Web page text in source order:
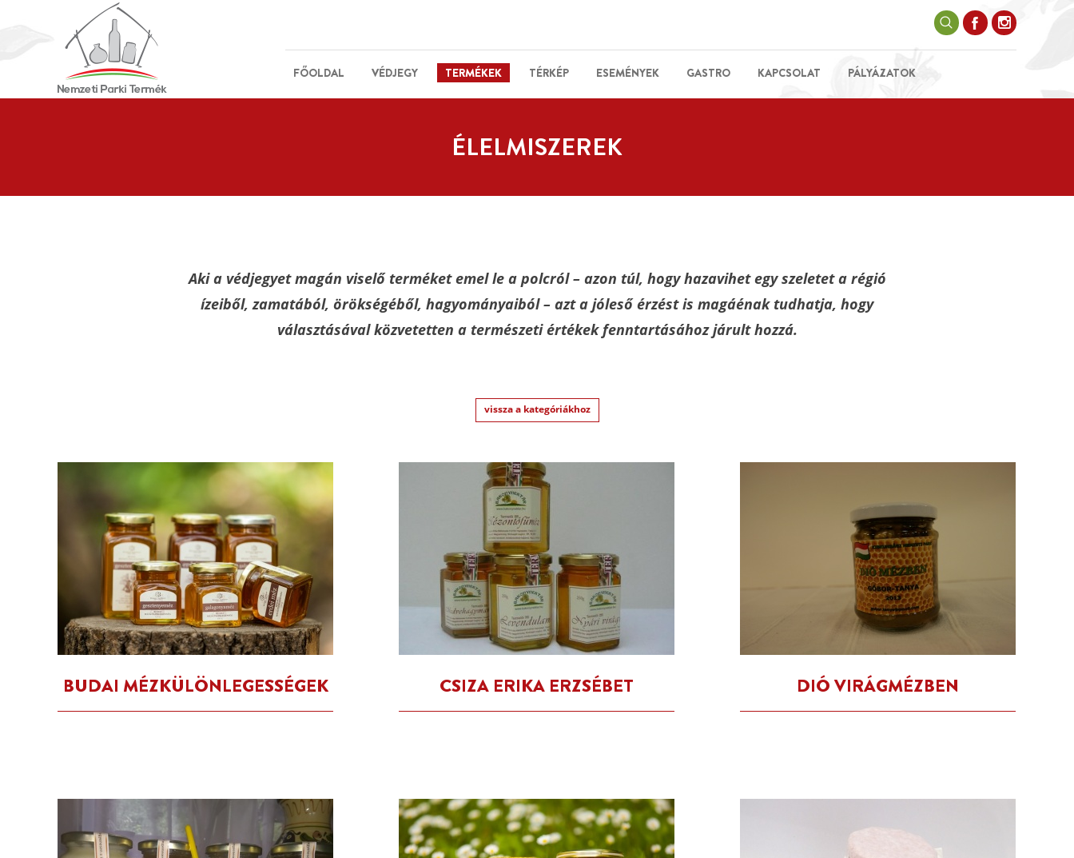
FŐOLDAL VÉDJEGY TERMÉKEK TÉRKÉP ESEMÉNYEK GASTRO KAPCSOLAT PÁLYÁZATOK
ÉLELMISZEREK
Aki a védjegyet magán viselő terméket emel le a polcról – azon túl, hogy hazavihet egy szeletet a régió
ízeiből, zamatából, örökségéből, hagyományaiból – azt a jóleső érzést is magáénak tudhatja, hogy
választásával közvetetten a természeti értékek fenntartásához járult hozzá.
vissza a kategóriákhoz
BUDAI MÉZKÜLÖNLEGESSÉGEK CSIZA ERIKA ERZSÉBET DIÓ VIRÁGMÉZBEN